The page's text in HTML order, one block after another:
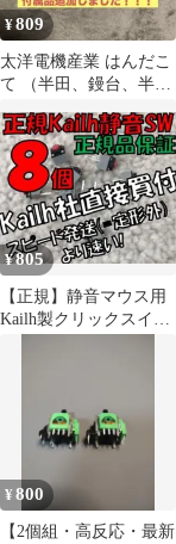
¥809
太洋電機産業 はんだこ
て （半田、鏝台、半田
アシスト付き）
¥805
【正規】静音マウス用
Kailh製クリックスイッ
¥800
【2個組・高反応・最新